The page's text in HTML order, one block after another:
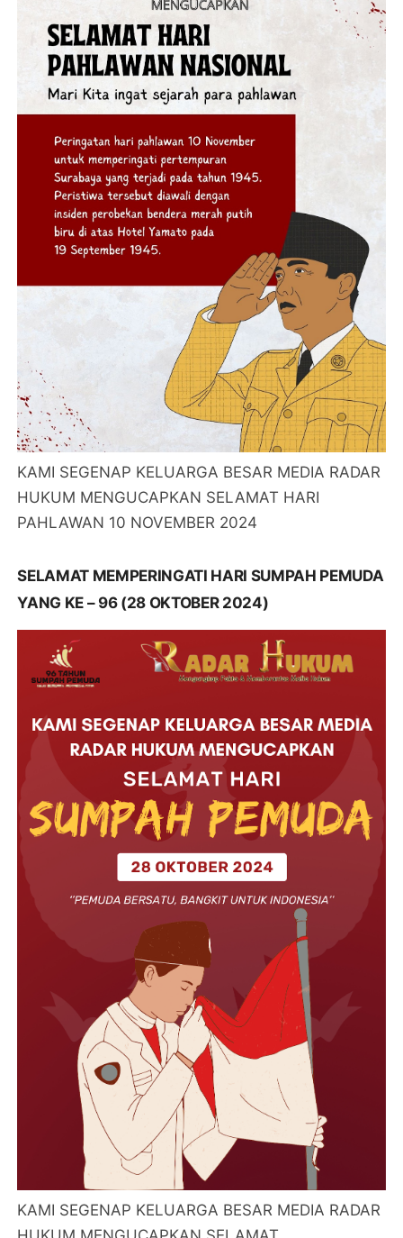
KAMI SEGENAP KELUARGA BESAR MEDIA RADAR
HUKUM MENGUCAPKAN SELAMAT HARI
PAHLAWAN 10 NOVEMBER 2024
SELAMAT MEMPERINGATI HARI SUMPAH PEMUDA
YANG KE – 96 (28 OKTOBER 2024)
KAMI SEGENAP KELUARGA BESAR MEDIA RADAR